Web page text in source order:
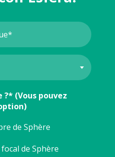
(Vous pouvez
de Sphère
de Sphère